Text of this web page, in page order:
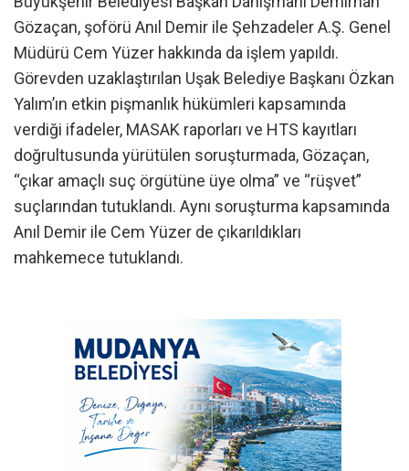
Gözaçan, şoförü Anıl Demir ile Şehzadeler A.Ş. Genel
Müdürü Cem Yüzer hakkında da işlem yapıldı.
Görevden uzaklaştırılan Uşak Belediye Başkanı Özkan
Yalım’ın etkin pişmanlık hükümleri kapsamında
verdiği ifadeler, MASAK raporları ve HTS kayıtları
doğrultusunda yürütülen soruşturmada, Gözaçan,
“çıkar amaçlı suç örgütüne üye olma” ve “rüşvet”
suçlarından tutuklandı. Aynı soruşturma kapsamında
Anıl Demir ile Cem Yüzer de çıkarıldıkları
mahkemece tutuklandı.